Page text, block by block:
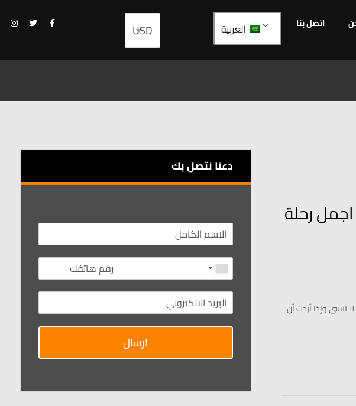
اتصل بنا العربية
رحلة
تنسى وإذا أردت أن
دعنا نتصل بك
ارسال